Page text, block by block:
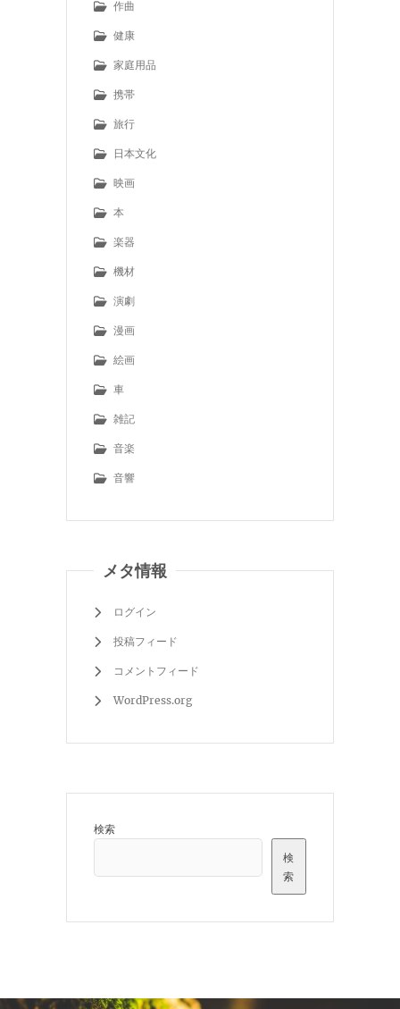
作曲
健康
家庭用品
携帯
旅行
日本文化
映画
本
楽器
機材
演劇
漫画
絵画
車
雑記
音楽
音響
メタ情報
ログイン
投稿フィード
コメントフィード
WordPress.org
検索
検
索